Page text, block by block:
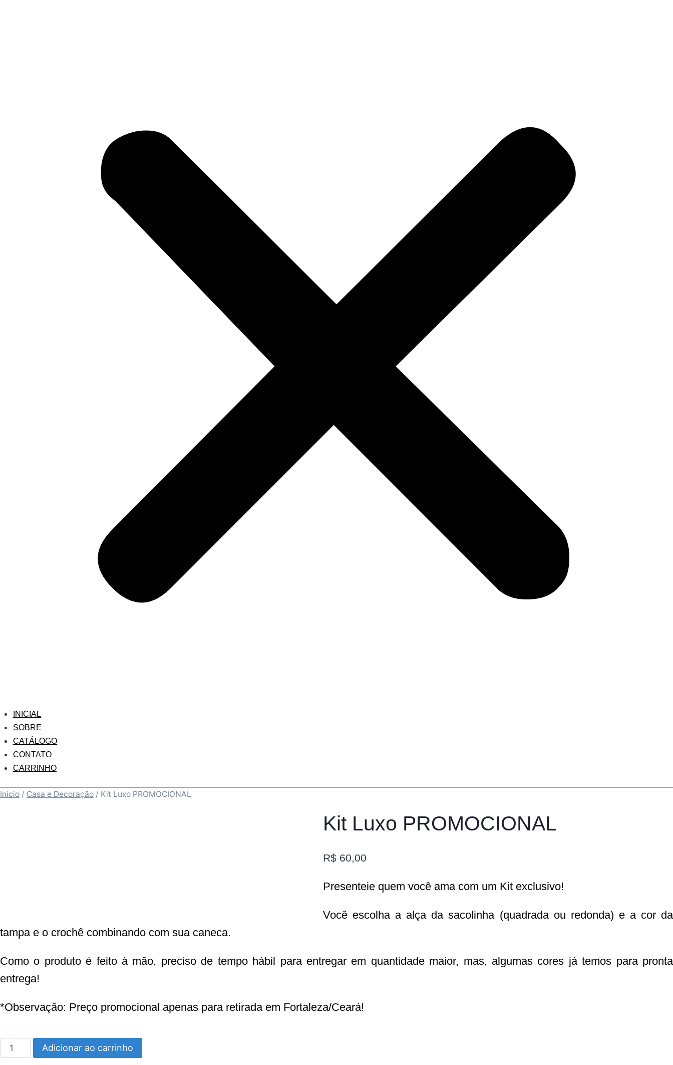
INICIAL
SOBRE
CATÁLOGO
CONTATO
CARRINHO
Início / Casa e Decoração / Kit Luxo PROMOCIONAL
Kit Luxo PROMOCIONAL
R$ 60,00
Presenteie quem você ama com um Kit exclusivo!
Você escolha a alça da sacolinha (quadrada ou redonda) e a cor da
tampa e o crochê combinando com sua caneca.
Como o produto é feito à mão, preciso de tempo hábil para entregar em quantidade maior, mas, algumas cores já temos para pronta
entrega!
*Observação: Preço promocional apenas para retirada em Fortaleza/Ceará!
Kit
Luxo
Adicionar ao carrinho